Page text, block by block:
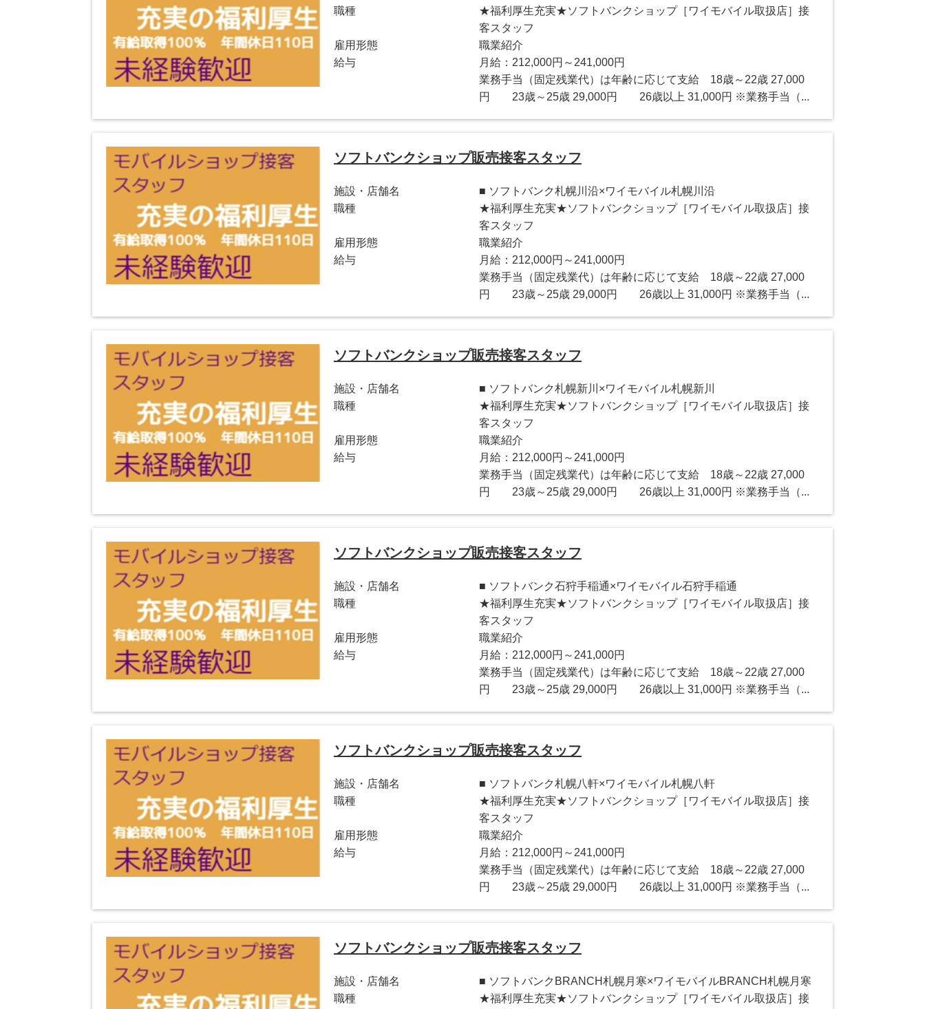
職種
★福利厚生充実★ソフトバンクショップ［ワイモバイル取扱店］接
客スタッフ
雇用形態
職業紹介
給与
月給：212,000円～241,000円
業務手当（固定残業代）は年齢に応じて支給 18歳～22歳 27,000
円 23歳～25歳 29,000円 26歳以上 31,000円 ※業務手当（...
ソフトバンクショップ販売接客スタッフ
施設・店舗名
■ ソフトバンク札幌川沿×ワイモバイル札幌川沿
職種
★福利厚生充実★ソフトバンクショップ［ワイモバイル取扱店］接
客スタッフ
雇用形態
職業紹介
給与
月給：212,000円～241,000円
業務手当（固定残業代）は年齢に応じて支給 18歳～22歳 27,000
円 23歳～25歳 29,000円 26歳以上 31,000円 ※業務手当（...
ソフトバンクショップ販売接客スタッフ
施設・店舗名
■ ソフトバンク札幌新川×ワイモバイル札幌新川
職種
★福利厚生充実★ソフトバンクショップ［ワイモバイル取扱店］接
客スタッフ
雇用形態
職業紹介
給与
月給：212,000円～241,000円
業務手当（固定残業代）は年齢に応じて支給 18歳～22歳 27,000
円 23歳～25歳 29,000円 26歳以上 31,000円 ※業務手当（...
ソフトバンクショップ販売接客スタッフ
施設・店舗名
■ ソフトバンク石狩手稲通×ワイモバイル石狩手稲通
職種
★福利厚生充実★ソフトバンクショップ［ワイモバイル取扱店］接
客スタッフ
雇用形態
職業紹介
給与
月給：212,000円～241,000円
業務手当（固定残業代）は年齢に応じて支給 18歳～22歳 27,000
円 23歳～25歳 29,000円 26歳以上 31,000円 ※業務手当（...
ソフトバンクショップ販売接客スタッフ
施設・店舗名
■ ソフトバンク札幌八軒×ワイモバイル札幌八軒
職種
★福利厚生充実★ソフトバンクショップ［ワイモバイル取扱店］接
客スタッフ
雇用形態
職業紹介
給与
月給：212,000円～241,000円
業務手当（固定残業代）は年齢に応じて支給 18歳～22歳 27,000
円 23歳～25歳 29,000円 26歳以上 31,000円 ※業務手当（...
ソフトバンクショップ販売接客スタッフ
施設・店舗名
■ ソフトバンクBRANCH札幌月寒×ワイモバイルBRANCH札幌月寒
職種
★福利厚生充実★ソフトバンクショップ［ワイモバイル取扱店］接